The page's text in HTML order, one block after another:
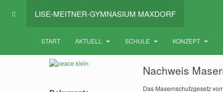
LISE-MEITNER-GYMNASIUM MAXDORF
START AKTUELL SCHULE KONZEPT
Nachweis
Das Masernschutzgesetz